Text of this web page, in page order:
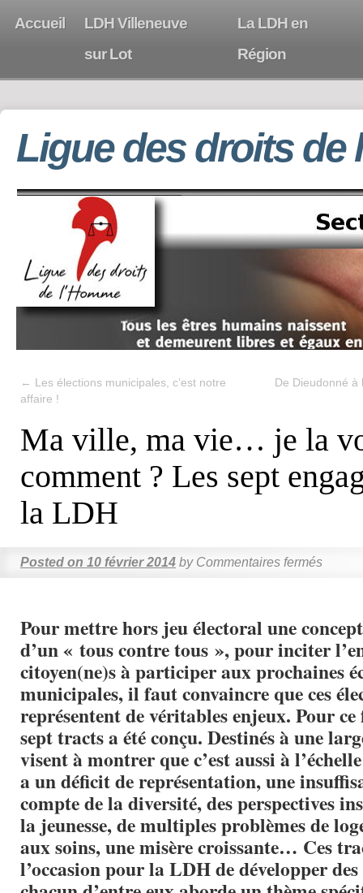
Accueil
LDH Villeneuve
sur Lot
La LDH en
Région
Ligue des droits de
← Les élections municipales, c’est notre
affaire !
De Dieudonné à
Ma ville, ma vie… je la
comment ? Les sept
la LDH
Posted on 10 février 2014 by Commentaires fermés
Pour mettre hors jeu électoral une
d’un « tous contre tous », pour inciter
citoyen(ne)s à participer aux prochaines
municipales, il faut convaincre que ces
représentent de véritables enjeux. Pour
sept tracts a été conçu. Destinés à une
visent à montrer que c’est aussi à
a un déficit de représentation, une
compte de la diversité, des perspectives
la jeunesse, de multiples problèmes de
aux soins, une misère croissante… Ces
l’occasion pour la LDH de développer